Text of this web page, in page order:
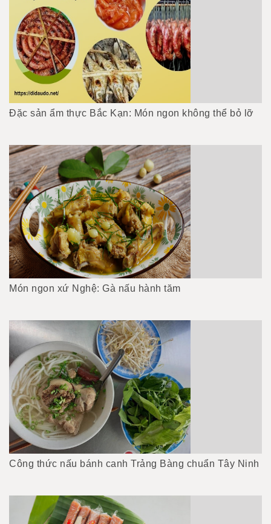
Đặc sản ẩm thực Bắc Kạn: Món ngon không thể bỏ lỡ
Món ngon xứ Nghệ: Gà nấu hành tăm
Công thức nấu bánh canh Trảng Bàng chuẩn Tây Ninh